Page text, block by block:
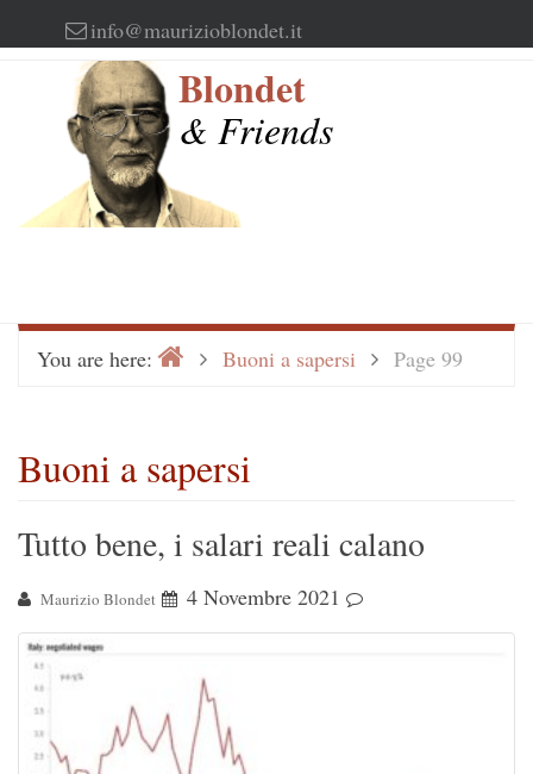
to
info@maurizioblondet.it
Blondet
& Friends
You are here: HomeBuoni a sapersi Page 99
Buoni a sapersi
Tutto bene, i salari reali calano
Maurizio Blondet 4 Novembre 2021